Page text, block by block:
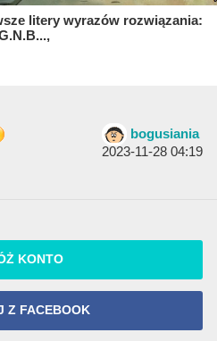
litery wyrazów rozwiązania:
bogusiania
2023-11-28 04:19
KONTO
Z FACEBOOK